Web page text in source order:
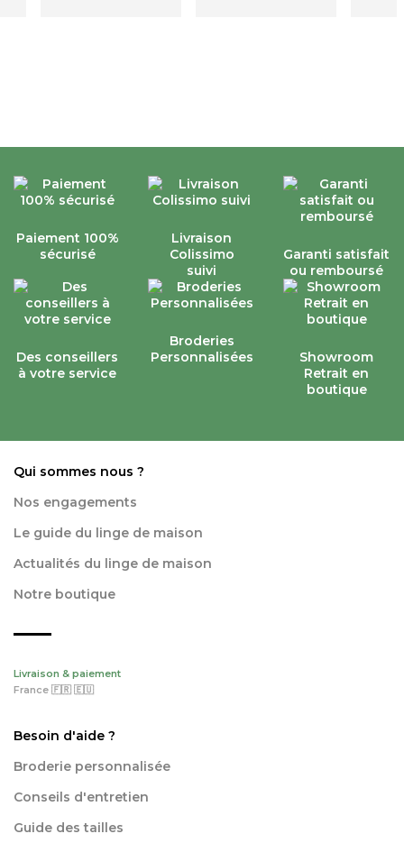
Paiement 100%
sécurisé
Livraison
Colissimo
suivi
Garanti satisfait
ou remboursé
Des conseillers
à votre service
Broderies
Personnalisées
Showroom
Retrait en
boutique
Qui sommes nous ?
Nos engagements
Le guide du linge de maison
Actualités du linge de maison
Notre boutique
Livraison & paiement
France 🇫🇷 🇪🇺
Besoin d'aide ?
Broderie personnalisée
Conseils d'entretien
Guide des tailles